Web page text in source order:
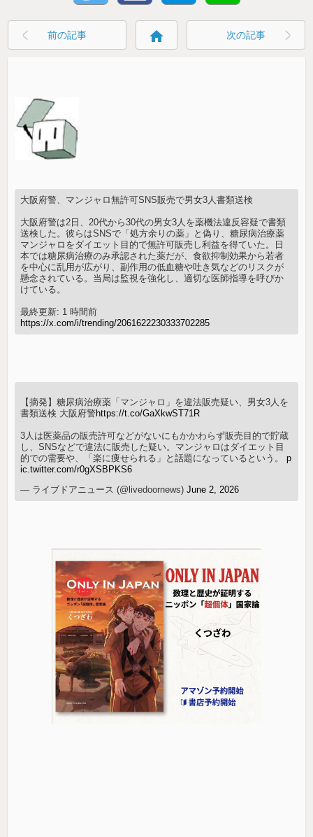
前の記事 home 次の記事
大阪府警、マンジャロ無許可SNS販売で男女3人書類送検
大阪府警は2日、20代から30代の男女3人を薬機法違反容疑で書類
送検した。彼らはSNSで「処方余りの薬」と偽り、糖尿病治療薬
マンジャロをダイエット目的で無許可販売し利益を得ていた。日
本では糖尿病治療のみ承認された薬だが、食欲抑制効果から若者
を中心に乱用が広がり、副作用の低血糖や吐き気などのリスクが
懸念されている。当局は監視を強化し、適切な医師指導を呼びか
けている。
最終更新: 1 時間前
https://x.com/i/trending/2061622230333702285
【摘発】糖尿病治療薬「マンジャロ」を違法販売疑い、男女3人を
書類送検 大阪府警https://t.co/GaXkwST71R
3人は医薬品の販売許可などがないにもかかわらず販売目的で貯蔵
し、SNSなどで違法に販売した疑い。マンジャロはダイエット目
的での需要や、「楽に痩せられる」と話題になっているという。p
ic.twitter.com/r0gXSBPKS6
— ライブドアニュース (@livedoornews)June 2, 2026